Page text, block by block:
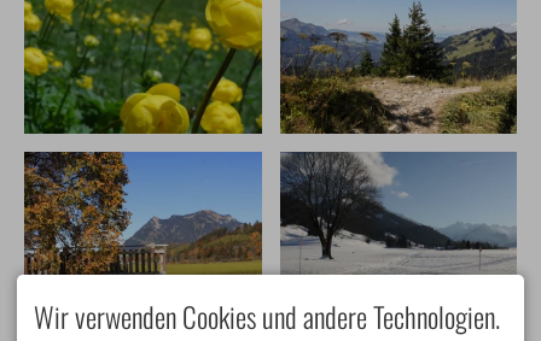
Wir verwenden Cookies und andere Technologien.